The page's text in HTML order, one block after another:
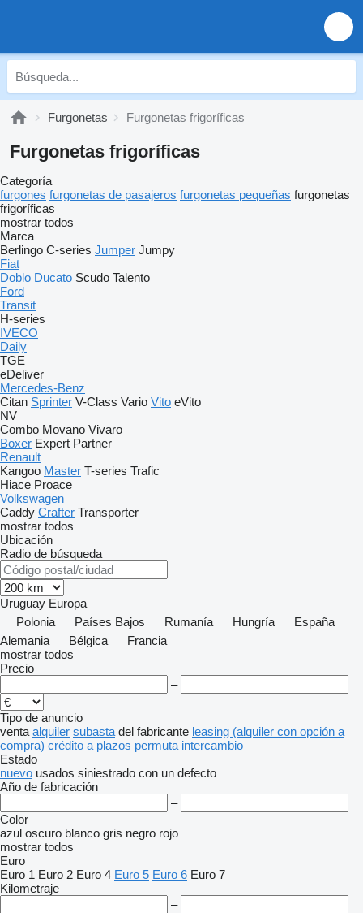
Furgonetas Furgonetas frigoríficas
Furgonetas frigoríficas
Categoría
furgones furgonetas de pasajeros furgonetas pequeñas furgonetas
frigoríficas
mostrar todos
Marca
Berlingo C-series Jumper Jumpy
Fiat
Doblo Ducato Scudo Talento
Ford
Transit
H-series
IVECO
Daily
TGE
eDeliver
Mercedes-Benz
Citan Sprinter V-Class Vario Vito eVito
NV
Combo Movano Vivaro
Boxer Expert Partner
Renault
Kangoo Master T-series Trafic
Hiace Proace
Volkswagen
Caddy Crafter Transporter
mostrar todos
Ubicación
Radio de búsqueda
Uruguay Europa
Polonia
Países Bajos Rumanía Hungría
España
Alemania
Bélgica
Francia
mostrar todos
Precio
–
Tipo de anuncio
venta alquiler subasta del fabricante leasing (alquiler con opción a
compra) crédito a plazos permuta intercambio
Estado
nuevo usados siniestrado con un defecto
Año de fabricación
–
Color
azul oscuro blanco gris negro rojo
mostrar todos
Euro
Euro 1 Euro 2 Euro 4 Euro 5 Euro 6 Euro 7
Kilometraje
–